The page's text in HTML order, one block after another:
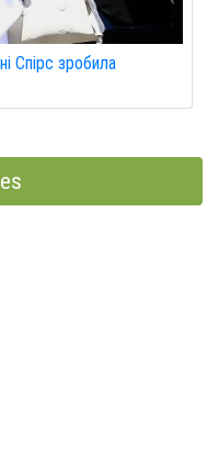
Спірс зробила